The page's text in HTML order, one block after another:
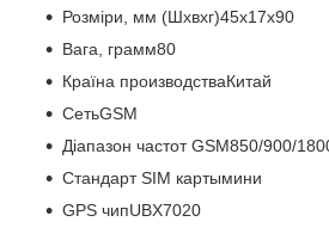
Розміри, мм (Шхвхг)45x17x90
Вага, грамм80
Країна производстваКитай
СетьGSM
Діапазон частот GSM850/900/
Стандарт SIM картымини
GPS чипUBX7020